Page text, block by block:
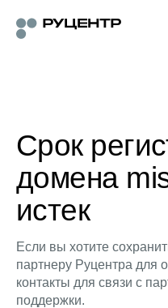
Срок
домена
истек
Если вы хотите
партнеру Руцентра для
контакты для связи с
поддержки.